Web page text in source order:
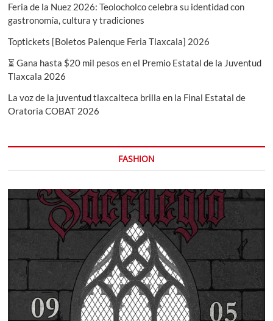
Feria de la Nuez 2026: Teolocholco celebra su identidad con
gastronomía, cultura y tradiciones
Toptickets [Boletos Palenque Feria Tlaxcala] 2026
⏳ Gana hasta $20 mil pesos en el Premio Estatal de la Juventud
Tlaxcala 2026
La voz de la juventud tlaxcalteca brilla en la Final Estatal de
Oratoria COBAT 2026
FASHION